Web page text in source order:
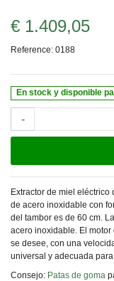
€ 1.409,05
Reference: 0188
En stock y disponible
-
Extractor de miel eléctrico
de acero inoxidable con
del tambor es de 60 cm.
acero inoxidable. El
se desee, con una
universal y adecuada
Consejo: Patas de goma